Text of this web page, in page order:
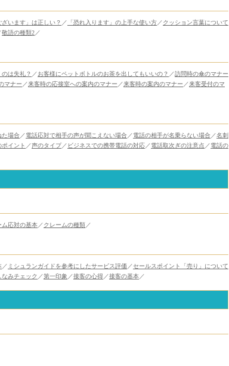
ざいます」は正しい？ ／ 「恐れ入ります」の上手な使い方 ／クッション言葉について
敬語の種類2 ／
は失礼？ ／お客様にペットボトルのお茶を出してもいいの？ ／訪問時の傘のマナー
マナー ／来客時の応接室への案内のマナー ／来客時の案内のマナー ／来客受付のマ
た場合 ／電話応対で相手の声が聞こえない場合 ／電話の相手が名乗らない場合 ／名刺
イント ／声のタイプ／ ビジネスでの携帯電話の対応 ／電話取次ぎの注意点 ／電話の
ム応対の基本 ／クレームの種類 ／
／ ミシュランガイドを参考にしたサービス評価 ／セールスポイント「売り」について
なみチェック ／第一印象 ／接客の心得 ／接客の基本 ／